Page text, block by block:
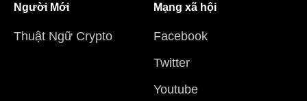
Người Mới
Thuật Ngữ Crypto
Mạng xã hội
Facebook
Twitter
Youtube